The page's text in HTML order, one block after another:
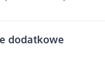
dodatkowe